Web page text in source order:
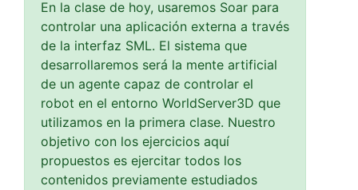
En la clase de hoy, usaremos Soar para
controlar una aplicación externa a través
de la interfaz SML. El sistema que
desarrollaremos será la mente artificial
de un agente capaz de controlar el
robot en el entorno WorldServer3D que
utilizamos en la primera clase. Nuestro
objetivo con los ejercicios aquí
propuestos es ejercitar todos los
contenidos previamente estudiados